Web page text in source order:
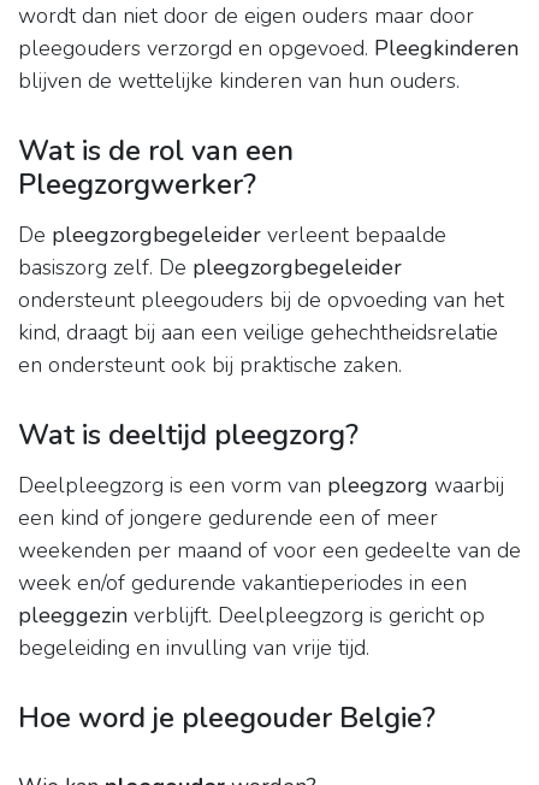
wordt dan niet door de eigen ouders maar door
pleegouders verzorgd en opgevoed. Pleegkinderen
blijven de wettelijke kinderen van hun ouders.
Wat is de rol van een
Pleegzorgwerker?
De pleegzorgbegeleider verleent bepaalde
basiszorg zelf. De pleegzorgbegeleider
ondersteunt pleegouders bij de opvoeding van het
kind, draagt bij aan een veilige gehechtheidsrelatie
en ondersteunt ook bij praktische zaken.
Wat is deeltijd pleegzorg?
Deelpleegzorg is een vorm van pleegzorg waarbij
een kind of jongere gedurende een of meer
weekenden per maand of voor een gedeelte van de
week en/of gedurende vakantieperiodes in een
pleeggezin verblijft. Deelpleegzorg is gericht op
begeleiding en invulling van vrije tijd.
Hoe word je pleegouder Belgie?